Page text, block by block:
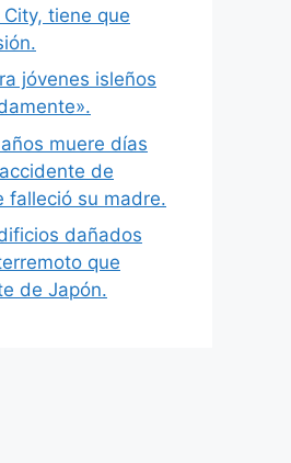
tiene que
jóvenes isleños
muere días
de
falleció su madre.
dañados
que
de Japón.